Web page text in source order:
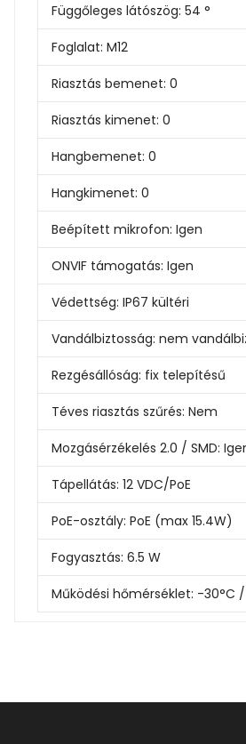
Függőleges látószög: 54 °
Foglalat: M12
Riasztás bemenet: 0
Riasztás kimenet: 0
Hangbemenet: 0
Hangkimenet: 0
Beépített mikrofon: Igen
ONVIF támogatás: Igen
Védettség: IP67 kültéri
Vandálbiztosság: nem
Rezgésállóság: fix telepítésű
Téves riasztás szűrés: Nem
Mozgásérzékelés 2.0 / SMD:
Tápellátás: 12 VDC/PoE
PoE-osztály: PoE (max 15.4W)
Fogyasztás: 6.5 W
Működési hőmérséklet: -30°C